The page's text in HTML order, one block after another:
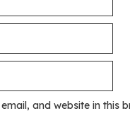
and website in this